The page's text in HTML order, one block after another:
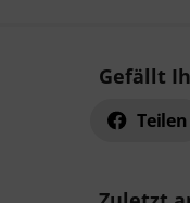
Gefällt
Teilen